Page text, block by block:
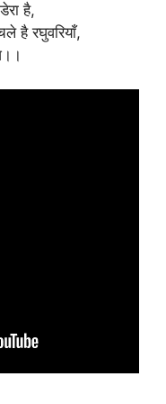
है,
है रघुवरियाँ,